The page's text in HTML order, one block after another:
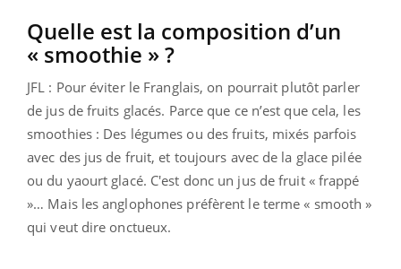
Quelle est la composition d’un
« smoothie » ?
JFL : Pour éviter le Franglais, on pourrait plutôt parler
de jus de fruits glacés. Parce que ce n’est que cela, les
smoothies : Des légumes ou des fruits, mixés parfois
avec des jus de fruit, et toujours avec de la glace pilée
ou du yaourt glacé. C'est donc un jus de fruit « frappé
»… Mais les anglophones préfèrent le terme « smooth »
qui veut dire onctueux.